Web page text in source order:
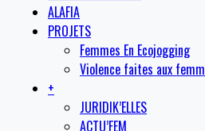
ALAFIA
PROJETS
Femmes En Ecojogging
Violence faites aux
+
JURIDIK’ELLES
ACTU’FEM